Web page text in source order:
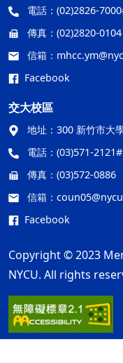
電話： (02)2826-
傳真： (02)2820-0104
信箱：
Facebook
交大校區
地址： 300 新竹市大
電話： (03)571-
傳真： (03)572-0886
信箱：
Facebook
Copyright © 2023
NYCU. All rights